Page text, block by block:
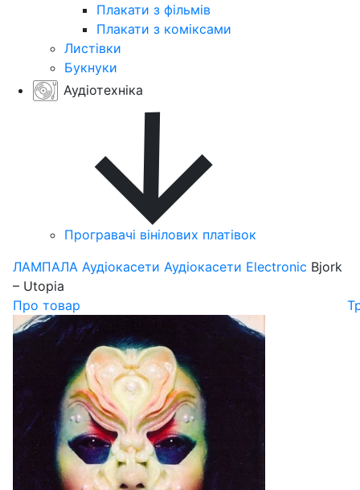
Плакати з фільмів
Плакати з коміксами
Листівки
Букнуки
Аудіотехніка
Програвачі вінілових платівок
ЛАМПАЛА Аудіокасети Аудіокасети Electronic Bjork
– Utopia
Про товар